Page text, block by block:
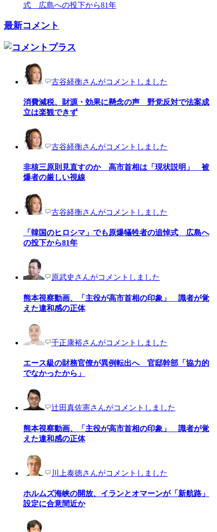
式 広島への投下から81年
最新コメント
古谷経衡さんがコメントしました
消費減税、財源・効果に懸念の声 野党反対で法案成
立は楽観できず
古谷経衡さんがコメントしました
非核三原則見直すのか 高市首相は「現状説明」 被
爆者の厳しい視線
古谷経衡さんがコメントしました
「韓国のヒロシマ」でも原爆犠牲者の追悼式 広島へ
の投下から81年
原武史さんがコメントしました
熊本視察動画、「主役が高市首相の印象」 識者が覚
えた違和感の正体
千正康裕さんがコメントしました
エース級の財務官僚が異例転出へ 官邸幹部「協力的
でなかったから」
辻田真佐憲さんがコメントしました
熊本視察動画、「主役が高市首相の印象」 識者が覚
えた違和感の正体
川上泰徳さんがコメントしました
ホルムズ海峡の開放、イランとオマーンが「新航路」
設定に合意間近か